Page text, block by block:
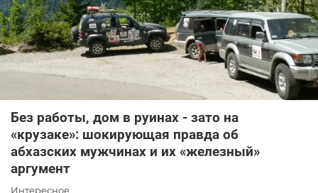
Без работы, дом в руинах - зато на
«крузаке»: шокирующая правда об
абхазских мужчинах и их «железный»
аргумент
Интересное